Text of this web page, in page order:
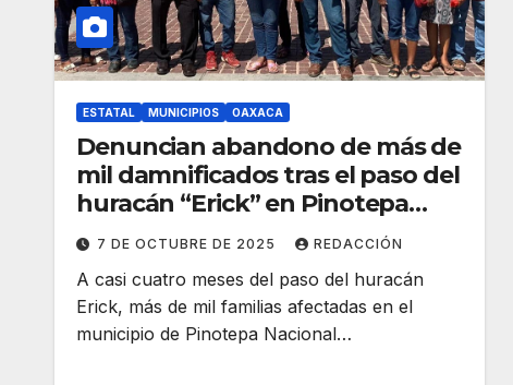
ESTATAL MUNICIPIOS OAXACA
Denuncian abandono de más de
mil damnificados tras el paso del
huracán “Erick” en Pinotepa
Nacional
7 DE OCTUBRE DE 2025 REDACCIÓN
A casi cuatro meses del paso del huracán
Erick, más de mil familias afectadas en el
municipio de Pinotepa Nacional…